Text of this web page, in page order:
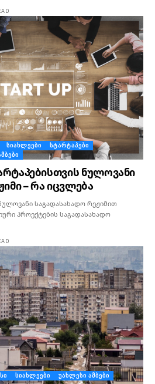
ᲡᲘᲐᲮᲚᲔᲔᲑᲘ
ᲡᲢᲐᲠᲢᲐᲞᲔᲑᲘ
ნულოვანი
– რა იცვლება
საგადასახადო რეჟიმით
პროექტების საგადასახადო
ᲡᲘᲐᲮᲚᲔᲔᲑᲘ
ᲣᲐᲮᲚᲔᲡᲘ ᲐᲛᲑᲔᲑᲘ